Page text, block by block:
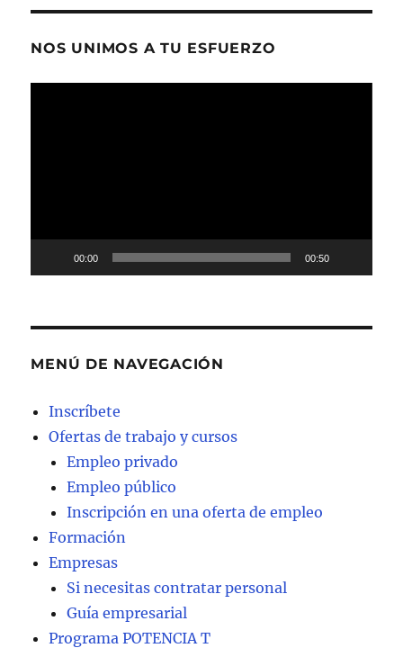
NOS UNIMOS A TU ESFUERZO
00:00 00:50
MENÚ DE NAVEGACIÓN
Inscríbete
Ofertas de trabajo y cursos
Empleo privado
Empleo público
Inscripción en una oferta de empleo
Formación
Empresas
Si necesitas contratar personal
Guía empresarial
Programa POTENCIA T